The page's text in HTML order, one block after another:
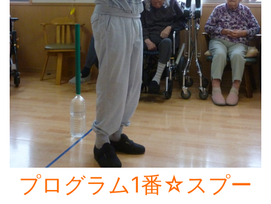
プログラム1番☆スプー